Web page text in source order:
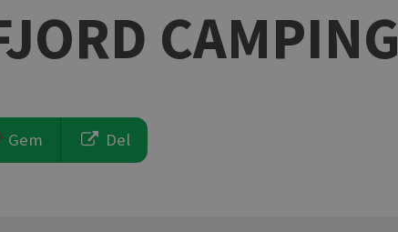
CAMPING
Gem Del